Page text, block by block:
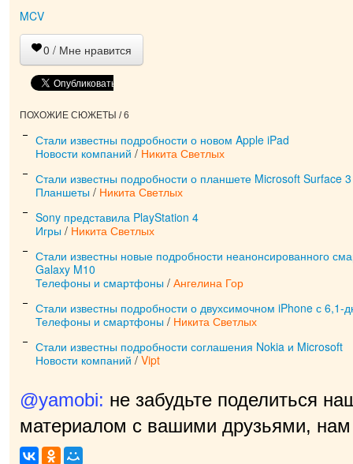
MCV
0 / Мне нравится
ПОХОЖИЕ СЮЖЕТЫ / 6
Стали известны подробности о новом Apple iPad
Новости компаний / Никита Светлых
Стали известны подробности о планшете Microsoft Surface 3
Планшеты / Никита Светлых
Sony представила PlayStation 4
Игры / Никита Светлых
Стали известны новые подробности неанонсированного
Galaxy M10
Телефоны и смартфоны / Ангелина Гор
Стали известны подробности о двухсимочном iPhone с
Телефоны и смартфоны / Никита Светлых
Стали известны подробности соглашения Nokia и Microsoft
Новости компаний / Vipt
@yamobi: не забудьте поделиться
материалом с вашими друзьями, нам
прият|